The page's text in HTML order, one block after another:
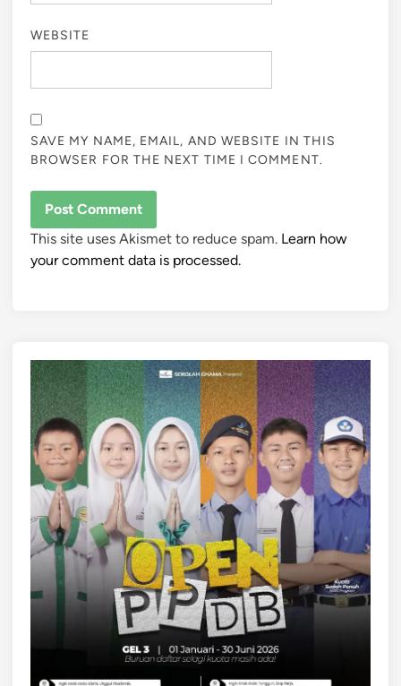
WEBSITE
SAVE MY NAME, EMAIL, AND WEBSITE IN THIS
BROWSER FOR THE NEXT TIME I COMMENT.
This site uses Akismet to reduce spam. Learn how
your comment data is processed.